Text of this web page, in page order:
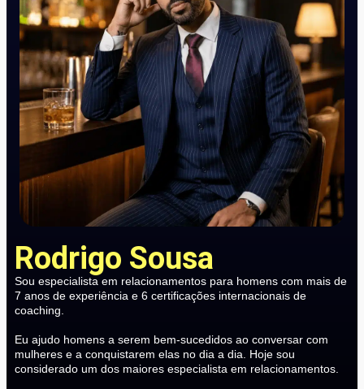
Rodrigo Sousa
Sou especialista em relacionamentos para homens com mais de
7 anos de experiência e 6 certificações internacionais de
coaching.
Eu ajudo homens a serem bem-sucedidos ao conversar com
mulheres e a conquistarem elas no dia a dia. Hoje sou
considerado um dos maiores especialista em relacionamentos.